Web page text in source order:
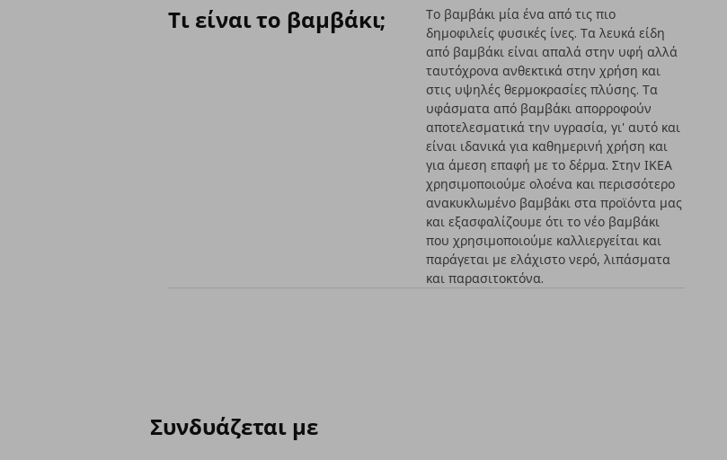
Τι είναι το βαμβάκι;
Το βαμβάκι μία ένα από τις πιο
δημοφιλείς φυσικές ίνες. Τα λευκά είδη
από βαμβάκι είναι απαλά στην υφή αλλά
ταυτόχρονα ανθεκτικά στην χρήση και
στις υψηλές θερμοκρασίες πλύσης. Τα
υφάσματα από βαμβάκι απορροφούν
αποτελεσματικά την υγρασία, γι' αυτό και
είναι ιδανικά για καθημερινή χρήση και
για άμεση επαφή με το δέρμα. Στην ΙΚΕΑ
χρησιμοποιούμε ολοένα και περισσότερο
ανακυκλωμένο βαμβάκι στα προϊόντα μας
και εξασφαλίζουμε ότι το νέο βαμβάκι
που χρησιμοποιούμε καλλιεργείται και
παράγεται με ελάχιστο νερό, λιπάσματα
και παρασιτοκτόνα.
Συνδυάζεται με